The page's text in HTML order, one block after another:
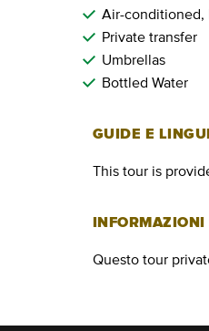
Air-conditioned,
Private transfer
Umbrellas
Bottled Water
GUIDE E
This tour is
Questo tour